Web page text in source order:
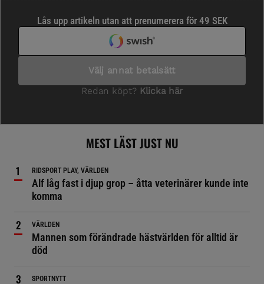
MEST LÄST JUST NU
RIDSPORT PLAY, VÄRLDEN
Alf låg fast i djup grop – åtta veterinärer kunde inte
komma
VÄRLDEN
Mannen som förändrade hästvärlden för alltid är
död
SPORTNYTT